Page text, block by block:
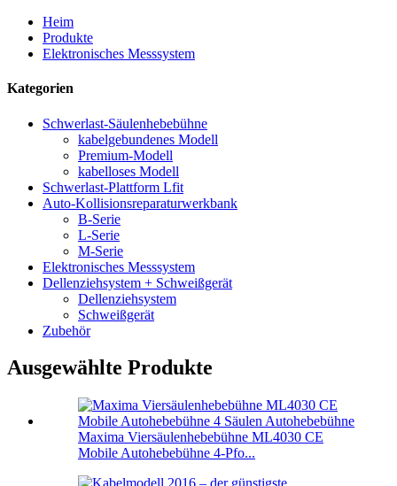
Heim
Produkte
Elektronisches Messsystem
Kategorien
Schwerlast-Säulenhebebühne
kabelgebundenes Modell
Premium-Modell
kabelloses Modell
Schwerlast-Plattform Lfit
Auto-Kollisionsreparaturwerkbank
B-Serie
L-Serie
M-Serie
Elektronisches Messsystem
Dellenziehsystem + Schweißgerät
Dellenziehsystem
Schweißgerät
Zubehör
Ausgewählte Produkte
Maxima Viersäulenhebebühne ML4030 CE
Mobile Autohebebühne 4-Pfo...